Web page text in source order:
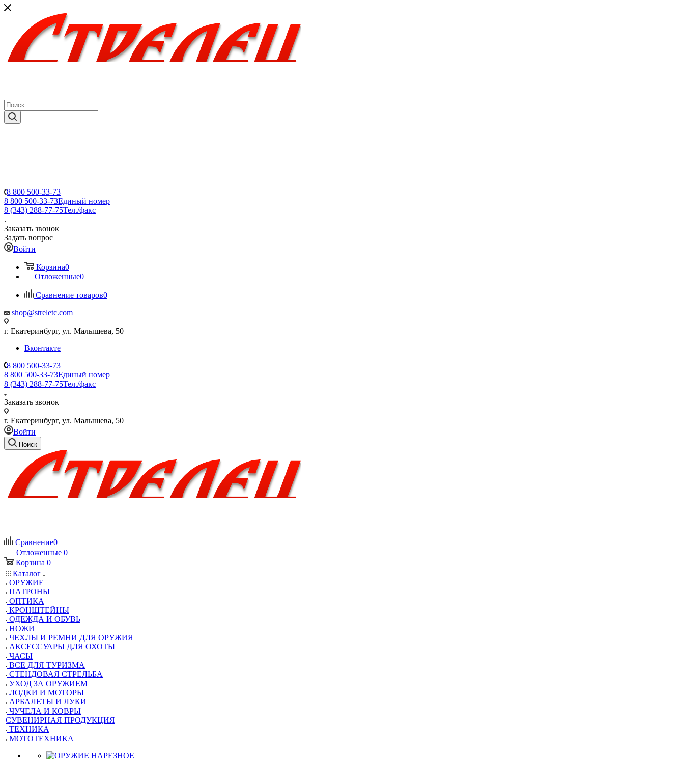
8 800 500-33-73
8 800 500-33-73Единый номер
8 (343) 288-77-75Тел./факс
Заказать звонок
Задать вопрос
Войти
Корзина0
Отложенные0
Сравнение товаров0
shop@streletc.com
г. Екатеринбург, ул. Малышева, 50
Вконтакте
8 800 500-33-73
8 800 500-33-73Единый номер
8 (343) 288-77-75Тел./факс
Заказать звонок
г. Екатеринбург, ул. Малышева, 50
Войти
Поиск
Сравнение0
Отложенные 0
Корзина 0
Каталог
ОРУЖИЕ
ПАТРОНЫ
ОПТИКА
КРОНШТЕЙНЫ
ОДЕЖДА И ОБУВЬ
НОЖИ
ЧЕХЛЫ И РЕМНИ ДЛЯ ОРУЖИЯ
АКСЕССУАРЫ ДЛЯ ОХОТЫ
ЧАСЫ
ВСЕ ДЛЯ ТУРИЗМА
СТЕНДОВАЯ СТРЕЛЬБА
УХОД ЗА ОРУЖИЕМ
ЛОДКИ И МОТОРЫ
АРБАЛЕТЫ И ЛУКИ
ЧУЧЕЛА И КОВРЫ
СУВЕНИРНАЯ ПРОДУКЦИЯ
ТЕХНИКА
МОТОТЕХНИКА